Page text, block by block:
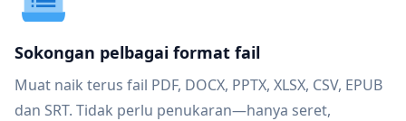
Sokongan pelbagai format fail
Muat naik terus fail PDF, DOCX, PPTX, XLSX, CSV, EPUB
dan SRT. Tidak perlu penukaran—hanya seret,